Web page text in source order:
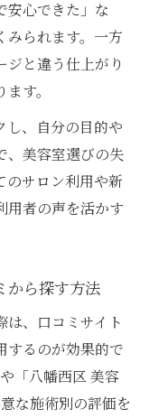
安心できた」な
みられます。一方
と違う仕上がり
す。
し、自分の目的や
、美容室選びの失
のサロン利用や新
用者の声を活かす
から探す方法
、口コミサイト
するのが効果的で
「八幡西区 美容
な施術別の評価を